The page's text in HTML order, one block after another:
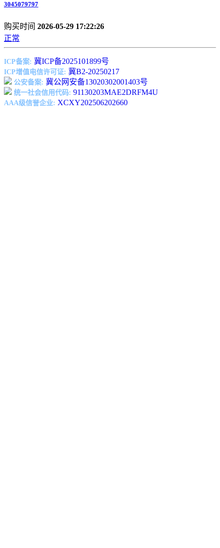
3045079797
购买时间 2026-05-29 17:22:26
正常
ICP备案: 冀ICP备2025101899号
ICP增值电信许可证: 冀B2-20250217
公安备案: 冀公网安备13020302001403号
统一社会信用代码: 91130203MAE2DRFM4U
AAA级信誉企业: XCXY202506202660